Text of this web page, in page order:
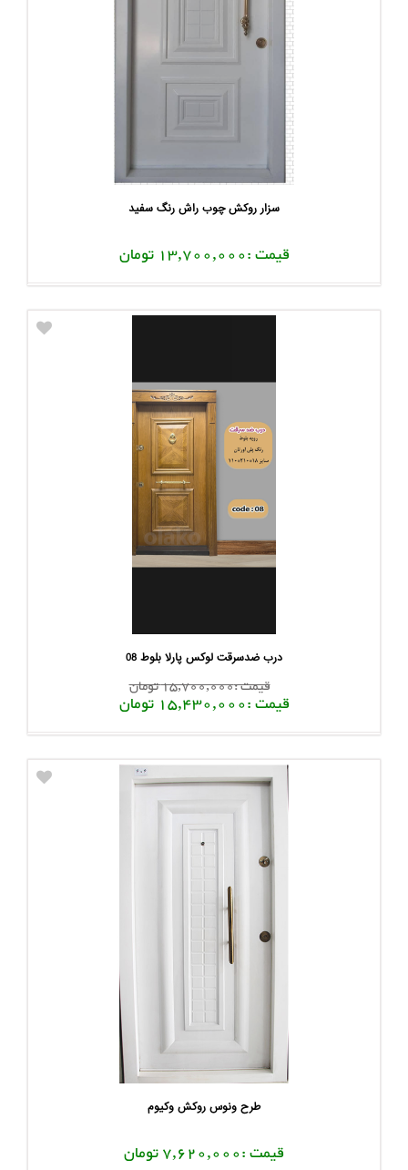
سزار روکش چوب راش رنگ سفید
قیمت :13,700,000 تومان
درب ضدسرقت لوکس پارلا بلوط 08
قیمت :15,700,000 تومان
قیمت :15,430,000 تومان
طرح ونوس روکش وکیوم
قیمت :7,620,000 تومان